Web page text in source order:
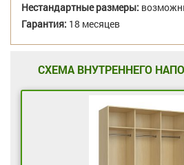
Нестандартные размеры:
Гарантия: 18 месяцев
СХЕМА ВНУТРЕННЕГО